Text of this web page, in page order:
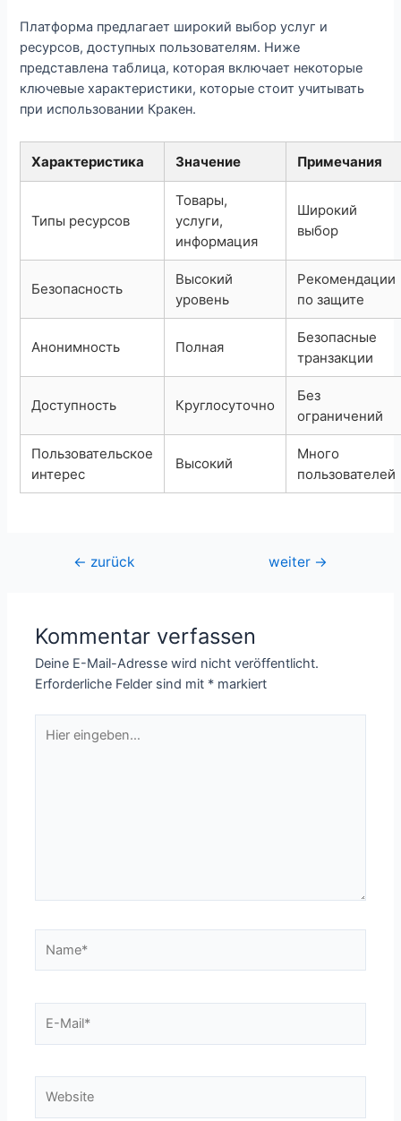
Платформа предлагает широкий выбор услуг и
ресурсов, доступных пользователям. Ниже
представлена таблица, которая включает некоторые
ключевые характеристики, которые стоит учитывать
при использовании Кракен.
Характеристика Значение Примечания
Типы ресурсов
Товары,
услуги,
информация
Широкий
выбор
Безопасность
Высокий
уровень
Рекомендации
по защите
Анонимность Полная
Безопасные
транзакции
Доступность Круглосуточно
Без
ограничений
Пользовательское
интерес
Высокий
Много
пользователей
Beitragsnavigation
← zurück weiter →
Kommentar verfassen
Deine E-Mail-Adresse wird nicht veröffentlicht.
Erforderliche Felder sind mit * markiert
eingeben…
Mail*